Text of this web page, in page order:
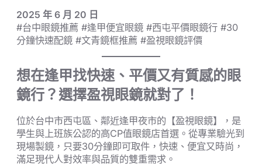
2025 年 6 月 20 日
#台中眼鏡推薦 #逢甲便宜眼鏡 #西屯平價眼鏡行 #30
分鐘快速配鏡 #文青鏡框推薦 #盈視眼鏡評價
想在逢甲找快速、平價又有質感的眼
鏡行？選擇盈視眼鏡就對了！
位於台中市西屯區、鄰近逢甲夜市的【盈視眼鏡】，是
學生與上班族公認的高CP值眼鏡店首選。從專業驗光到
現場製鏡，只要30分鐘即可取件，快速、便宜又時尚，
滿足現代人對效率與品質的雙重需求。